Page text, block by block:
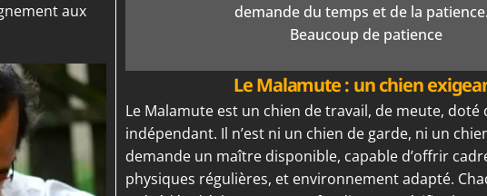
aux
demande du temps et de la
Beaucoup de patience
Le Malamute : un chien
Le Malamute est un chien de travail, de meute, doté
indépendant. Il n’est ni un chien de garde, ni un
demande un maître disponible, capable d’offrir
physiques régulières, et environnement adapté.